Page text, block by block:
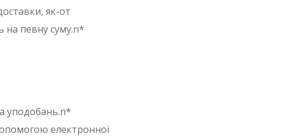
як-от
на певну суму.n*
уподобань.n*
електронної